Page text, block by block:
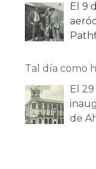
El 9
Tal día como
El
de